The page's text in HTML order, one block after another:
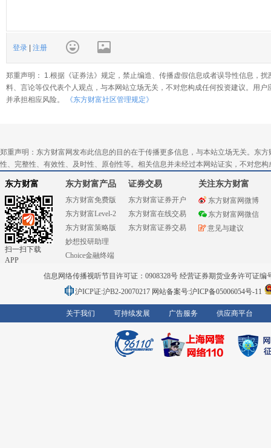
登录 注册
郑重声明： 1.根据《证券法》规定，禁止编造、传播虚假信息或者误导性信息，
料、言论等仅代表个人观点，与本网站立场无关，不对您构成任何投资建议。用
并承担相应风险。
《东方财富社区管理规定》
郑重声明：东方财富网发布此信息的目的在于传播更多信息，与本站立场无关。东
性、完整性、有效性、及时性、原创性等。相关信息并未经过本网站证实，不对您
东方财富
扫一扫下载
APP
东方财富产品
东方财富免费版
东方财富Level-2
东方财富策略版
妙想投研助理
Choice金融终端
证券交易
东方财富证券开户
东方财富在线交易
东方财富证券交易
关注东方财富
东方财富网微博
东方财富网微信
意见与建议
信息网络传播视听节目许可证：0908328号 经营证券期货业务许可证编
沪ICP证:沪B2-20070217 网站备案号:沪ICP备05006054号-11
关于我们 可持续发展 广告服务 供应商平台